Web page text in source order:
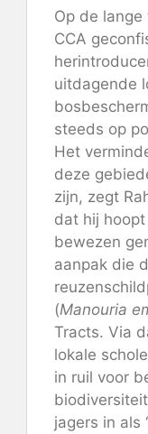
Op de
CCA
uitdagende
steeds op
Het
deze
zijn, zegt
dat hij
bewezen
aanpak die
(Manouria
Tracts. Via
lokale
​​in ruil voor
jagers in als